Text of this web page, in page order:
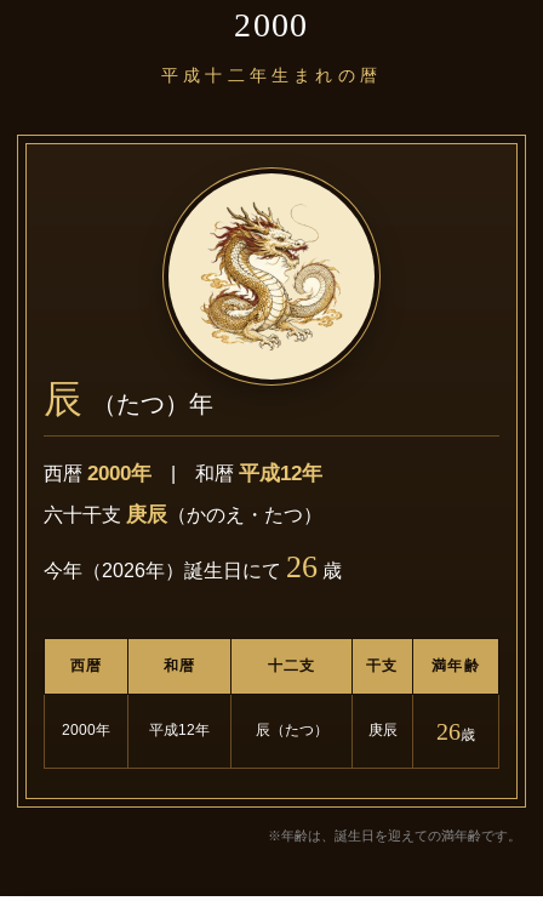
2000
平成十二年生まれの暦
辰 （たつ）年
西暦 2000年 | 和暦 平成12年
六十干支 庚辰 （かのえ・たつ）
今年（2026年）誕生日にて 26 歳
西暦 和暦 十二支 干支 満年齢
2000年 平成12年 辰（たつ） 庚辰 26歳
※年齢は、誕生日を迎えての満年齢です。